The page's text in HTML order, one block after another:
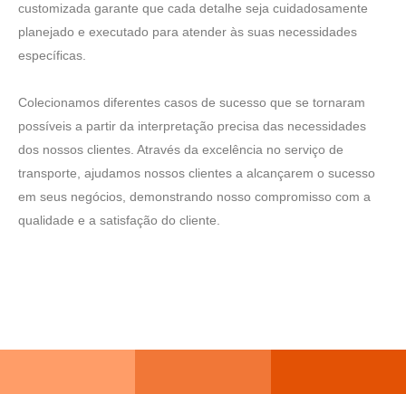
customizada garante que cada detalhe seja cuidadosamente
planejado e executado para atender às suas necessidades
específicas.
Colecionamos diferentes casos de sucesso que se tornaram
possíveis a partir da interpretação precisa das necessidades
dos nossos clientes. Através da excelência no serviço de
transporte, ajudamos nossos clientes a alcançarem o sucesso
em seus negócios, demonstrando nosso compromisso com a
qualidade e a satisfação do cliente.